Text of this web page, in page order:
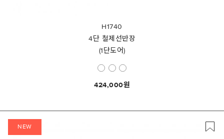
H1740
4단 철제선반장
(1단도어)
424,000
NEW